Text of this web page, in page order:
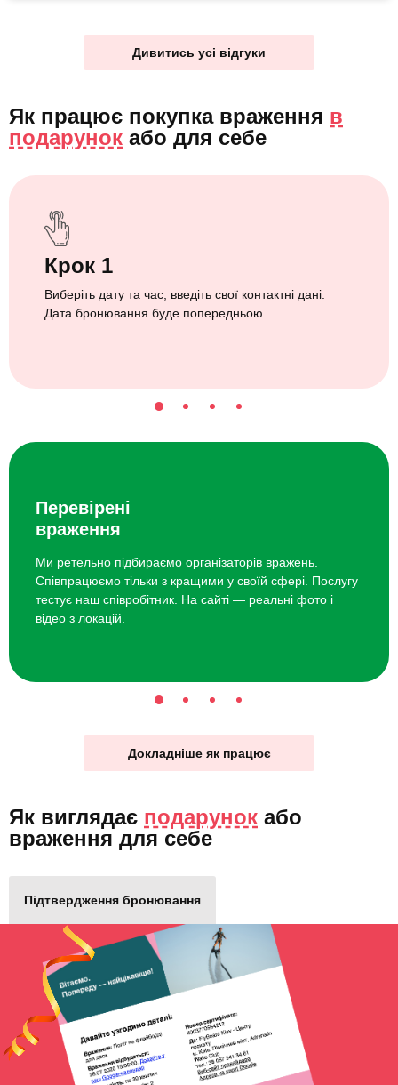
Дивитись усі відгуки
Як працює покупка враження в
подарунок або для себе
Крок 1
Виберіть дату та час, введіть свої контактні дані.
Дата бронювання буде попередньою.
Перевірені
враження
Ми ретельно підбираємо організаторів вражень.
Співпрацюємо тільки з кращими у своїй сфері. Послугу
тестує наш співробітник. На сайті — реальні фото і
відео з локацій.
Докладніше як працює
Як виглядає подарунок або
враження для себе
Підтвердження бронювання